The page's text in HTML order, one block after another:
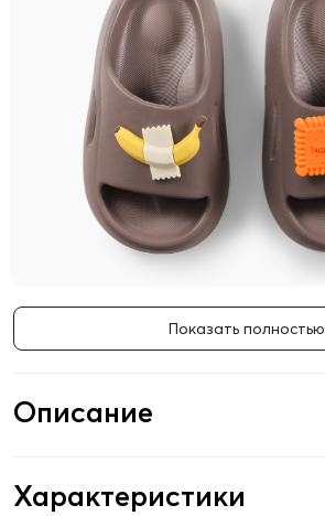
Показать полностью
Описание
Характеристики